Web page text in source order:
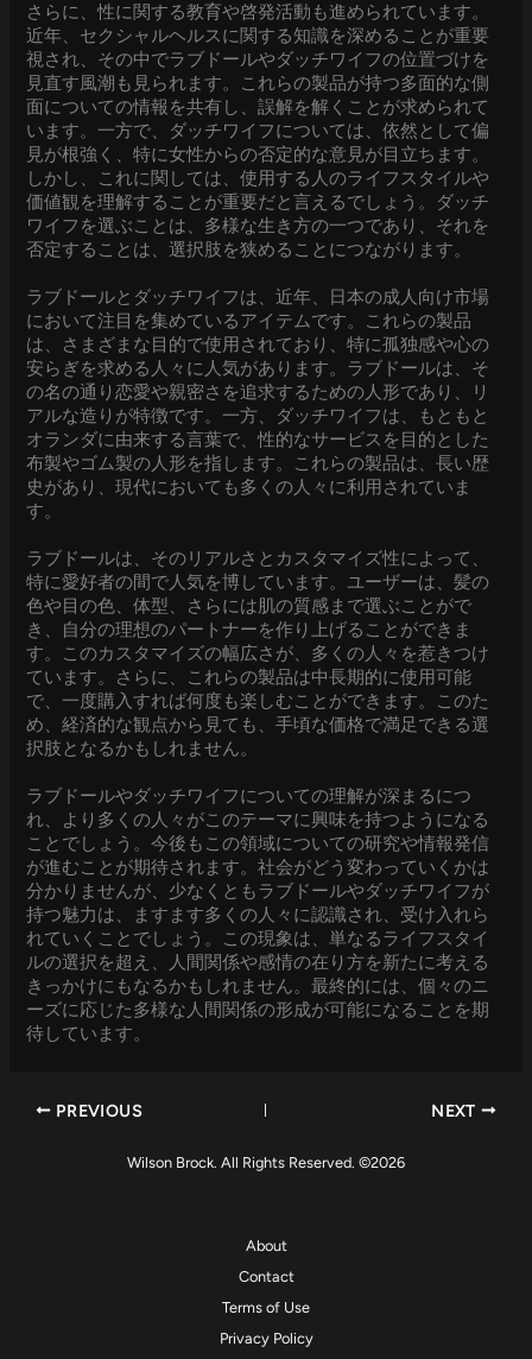
さらに、性に関する教育や啓発活動も進められています。
近年、セクシャルヘルスに関する知識を深めることが重要
視され、その中でラブドールやダッチワイフの位置づけを
見直す風潮も見られます。これらの製品が持つ多面的な側
面についての情報を共有し、誤解を解くことが求められて
います。一方で、ダッチワイフについては、依然として偏
見が根強く、特に女性からの否定的な意見が目立ちます。
しかし、これに関しては、使用する人のライフスタイルや
価値観を理解することが重要だと言えるでしょう。ダッチ
ワイフを選ぶことは、多様な生き方の一つであり、それを
否定することは、選択肢を狭めることにつながります。
ラブドールとダッチワイフは、近年、日本の成人向け市場
において注目を集めているアイテムです。これらの製品
は、さまざまな目的で使用されており、特に孤独感や心の
安らぎを求める人々に人気があります。ラブドールは、そ
の名の通り恋愛や親密さを追求するための人形であり、リ
アルな造りが特徴です。一方、ダッチワイフは、もともと
オランダに由来する言葉で、性的なサービスを目的とした
布製やゴム製の人形を指します。これらの製品は、長い歴
史があり、現代においても多くの人々に利用されていま
す。
ラブドールは、そのリアルさとカスタマイズ性によって、
特に愛好者の間で人気を博しています。ユーザーは、髪の
色や目の色、体型、さらには肌の質感まで選ぶことがで
き、自分の理想のパートナーを作り上げることができま
す。このカスタマイズの幅広さが、多くの人々を惹きつけ
ています。さらに、これらの製品は中長期的に使用可能
で、一度購入すれば何度も楽しむことができます。このた
め、経済的な観点から見ても、手頃な価格で満足できる選
択肢となるかもしれません。
ラブドールやダッチワイフについての理解が深まるにつ
れ、より多くの人々がこのテーマに興味を持つようになる
ことでしょう。今後もこの領域についての研究や情報発信
が進むことが期待されます。社会がどう変わっていくかは
分かりませんが、少なくともラブドールやダッチワイフが
持つ魅力は、ますます多くの人々に認識され、受け入れら
れていくことでしょう。この現象は、単なるライフスタイ
ルの選択を超え、人間関係や感情の在り方を新たに考える
きっかけにもなるかもしれません。最終的には、個々のニ
ーズに応じた多様な人間関係の形成が可能になることを期
待しています。
PREVIOUS NEXT
Wilson Brock. All Rights Reserved. ©2026
About
Contact
Terms of Use
Privacy Policy